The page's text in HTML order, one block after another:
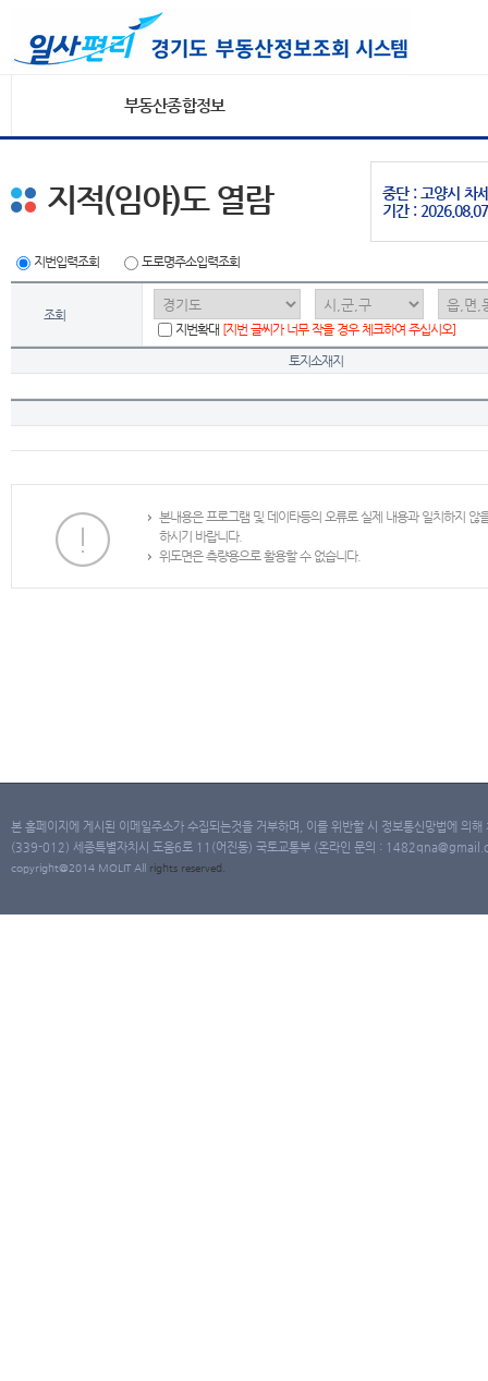
부동산종합정보
중단 : 고양시 차
기간 :
지적(임야)도 열람
지번입력조회 도로명주소입력조회
조회
지번확대 [지번 글씨가 너무 작을 경우 체크하여 주십시오]
토지소재지
본내용은 프로그램 및 데이타등의 오류로 실제 내용과 일치하지
하시기 바랍니다.
위도면은 측량용으로 활용할 수 없습니다.
본 홈페이지에 게시된 이메일주소가 수집되는것을 거부하며, 이를 위반할 시 정보통신망법에 의
(339-012) 세종특별자치시 도움6로 11(어진동) 국토교통부 (온라인 문의 :
copyright@2014 MOLIT All rights reserved.